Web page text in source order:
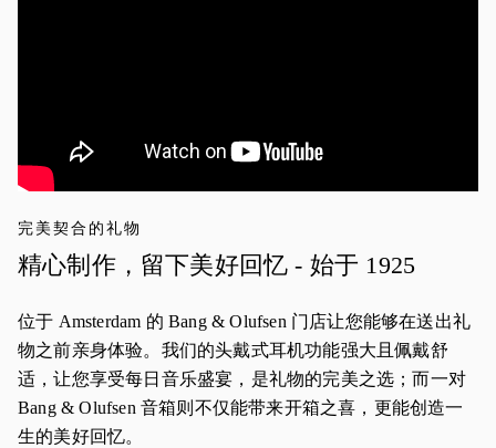
完美契合的礼物
精心制作，留下美好回忆 - 始于 1925
位于 Amsterdam 的 Bang & Olufsen 门店让您能够在送出礼
物之前亲身体验。我们的头戴式耳机功能强大且佩戴舒
适，让您享受每日音乐盛宴，是礼物的完美之选；而一对
Bang & Olufsen 音箱则不仅能带来开箱之喜，更能创造一
生的美好回忆。